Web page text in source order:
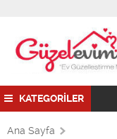
KATEGORİLER
Ana Sayfa